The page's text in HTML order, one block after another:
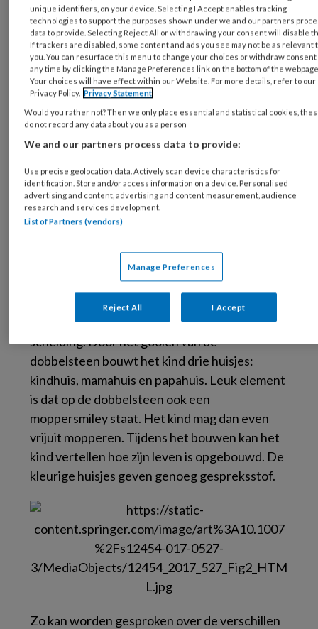
kind heeft daar meer moeite mee en werkt
liever beeldend. Ouders zijn hiervoor niet altijd
de aangewezen persoon. Soms zijn ze te druk
met zichzelf en minder goed in staat om goed
af te stemmen op hun kinderen. Er zijn ook
kinderen die vanuit zorg voor hun ouders liever
Het kan voor een kind prettig zijn om een
steunend contact te hebben met een
volwassene en dan bijvoorbeeld het spel
3Huisjeste spelen, met of zonder de aanvulset
‘puzzelstukken’ en een dobbelsteen en kan
met één of meer kinderen tegelijk gespeeld
worden. Belangrijkste doel is het kind de
gelegenheid te geven zich te uiten over de
scheiding. Door het gooien van de
dobbelsteen bouwt het kind drie huisjes:
kindhuis, mamahuis en papahuis. Leuk element
is dat op de dobbelsteen ook een
moppersmiley staat. Het kind mag dan even
vrijuit mopperen. Tijdens het bouwen kan het
kind vertellen hoe zijn leven is opgebouwd. De
kleurige huisjes geven genoeg gespreksstof.
Zo kan worden gesproken over de verschillen
unique identifiers, on your device. Selecting I Accept enables tracking
technologies to support the purposes shown under we and our partners
data to provide. Selecting Reject All or withdrawing your consent will disable
If trackers are disabled, some content and ads you see may not be as relevant
you. You can resurface this menu to change your choices or withdraw consent
any time by clicking the Manage Preferences link on the bottom of the
Your choices will have effect within our Website. For more details, refer to our
Privacy Policy. Privacy Statement
Would you rather not? Then we only place essential and statistical cookies,
do not record any data about you as a person
We and our partners process data to provide:
Use precise geolocation data. Actively scan device characteristics for
identification. Store and/or access information on a device. Personalised
advertising and content, advertising and content measurement, audience
research and services development.
List of Partners (vendors)
Manage Preferences
Reject All I Accept